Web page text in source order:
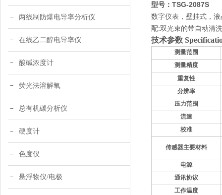
两线制防爆电导率分析仪
在线乙二醇电导率仪
酸碱浓度计
荧光法溶解氧
总有机碳分析仪
硬度计
色度仪
悬浮物仪/电极
型号：TSG-2087S
数字仪表，壁挂式，
配:双光束的带自动清
技术参数
测量范围
测量精度
重复性
分辨率
压力范围
流速
校准
传感器主要材料
电源
通讯协议
工作温度